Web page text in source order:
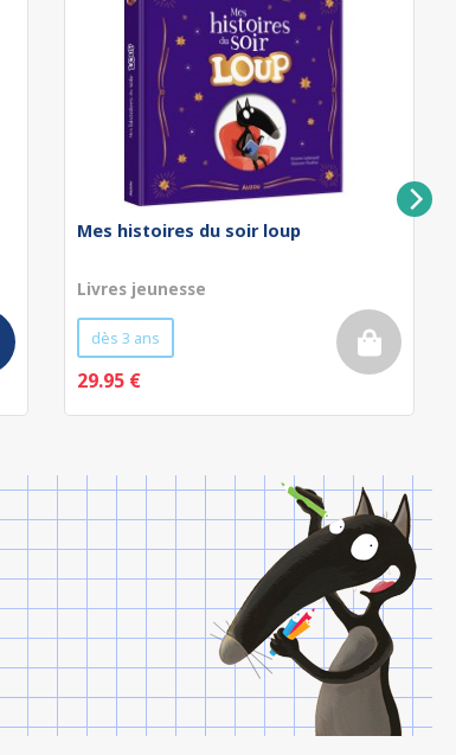
Mes histoires du soir loup
Livres jeunesse
dès 3 ans
29.95 €